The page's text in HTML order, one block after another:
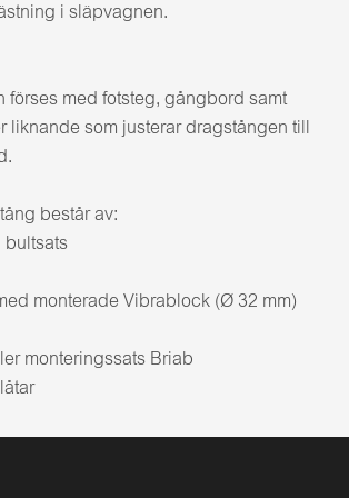
i släpvagnen.
förses med fotsteg, gångbord samt
liknande som justerar dragstången till
består av:
bultsats
monterade Vibrablock (Ø 32 mm)
monteringssats Briab